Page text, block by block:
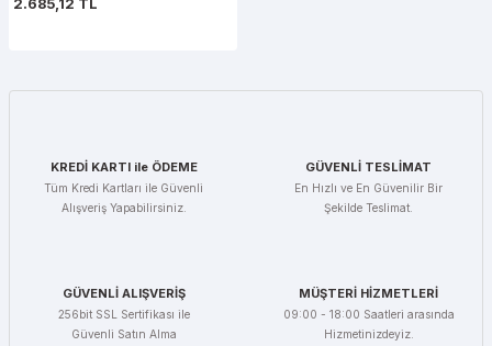
2.685,12 TL
KREDİ KARTI ile ÖDEME
Tüm Kredi Kartları ile Güvenli
Alışveriş Yapabilirsiniz.
GÜVENLİ TESLİMAT
En Hızlı ve En Güvenilir Bir
Şekilde Teslimat.
GÜVENLİ ALIŞVERİŞ
256bit SSL Sertifikası ile
Güvenli Satın Alma
MÜŞTERİ HİZMETLERİ
09:00 - 18:00 Saatleri arasında
Hizmetinizdeyiz.